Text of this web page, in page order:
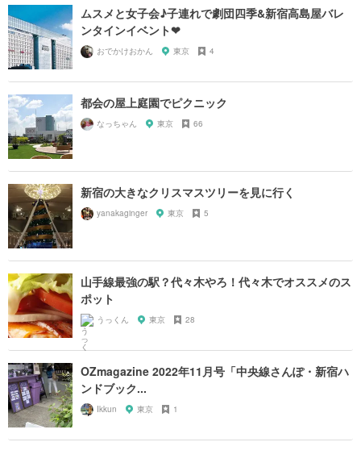
ムスメと女子会♪子連れで劇団四季&新宿高島屋バレ
ンタインイベント❤︎
おでかけおかん 東京 4
都会の屋上庭園でピクニック
なっちゃん 東京 66
新宿の大きなクリスマスツリーを見に行く
yanakaginger 東京 5
山手線最強の駅？代々木やろ！代々木でオススメのス
ポット
うっくん 東京 28
OZmagazine 2022年11月号「中央線さんぽ・新宿ハ
ンドブック...
Ikkun 東京 1